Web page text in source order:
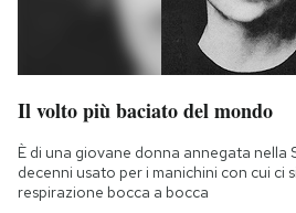
Il volto più baciato del mondo
È di una giovane donna annegata
decenni usato per i manichini con cui ci
respirazione bocca a bocca